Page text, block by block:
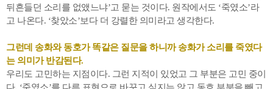
뒤흔들던 소리를 없앴느냐’고 묻는 것이다. 원작에서도 ‘죽였소’라
고 나온다. ‘찾았소’보다 더 강렬한 의미라고 생각한다.
그런데 송화와 동호가 똑같은 질문을 하니까 송화가 소리를 죽였다
는 의미가 반감된다.
우리도 고민하는 지점이다. 그런 지적이 있었고 그 부분은 고민 중이